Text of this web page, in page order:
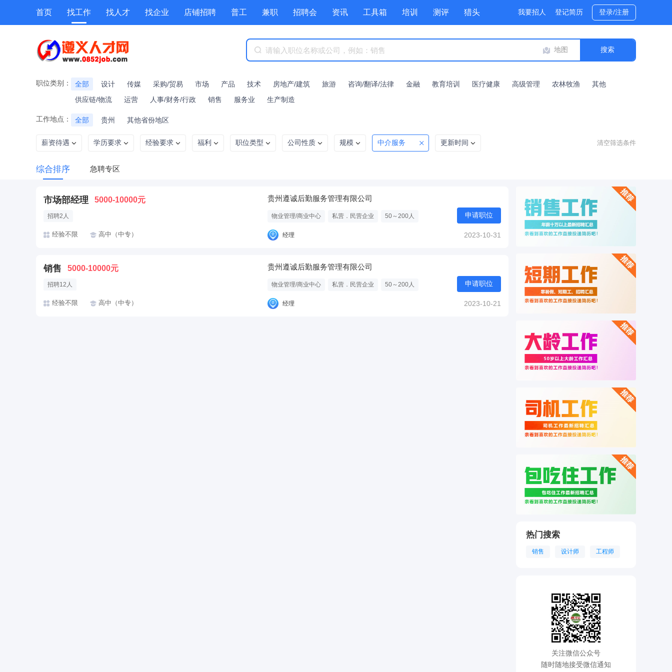
首页 找工作 找人才 找企业 店铺招聘 普工 兼职 招聘会 资讯 工具箱 培训 测评 猎头 我要招人 登记简历 登录/注册
地图
职位类别： 全部 设计 传媒 采购/贸易 市场 产品 技术 房地产/建筑 旅游 咨询/翻译/法律 金融 教育培训 医疗健康 高级管理 农林牧渔
其他
供应链/物流
运营 人事/财务/行政 销售 服务业 生产制造
工作地点： 全部 贵州 其他省份地区
薪资待遇 学历要求 经验要求 福利 职位类型 公司性质 规模 中介服务 更新时间 清空筛选条件
综合排序 急聘专区
市场部经理 5000-10000元
招聘2人
经验不限 高中（中专）
贵州遵诚后勤服务管理有限公司
物业管理/商业中心 私营．民营企业 50～200人 申请职位
经理 2023-10-31
销售 5000-10000元
招聘12人
经验不限 高中（中专）
贵州遵诚后勤服务管理有限公司
物业管理/商业中心 私营．民营企业 50～200人 申请职位
经理 2023-10-21
热门搜索
销售 设计师 工程师
关注微信公众号
随时随地接受微信通知